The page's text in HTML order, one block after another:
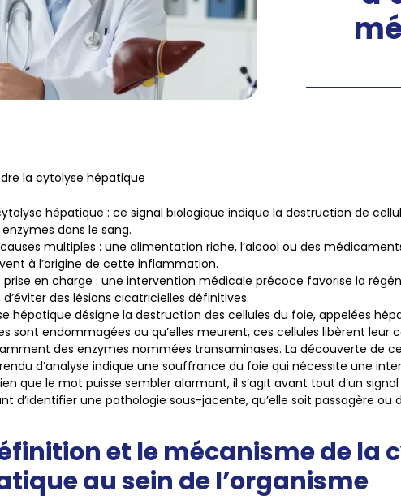
la cytolyse hépatique
hépatique : ce signal biologique indique la destruction de
dans le sang.
multiples : une alimentation riche, l’alcool ou des
à l’origine de cette inflammation.
prise en charge : une intervention médicale précoce favorise la
des lésions cicatricielles définitives.
hépatique désigne la destruction des cellules du foie, appelées
sont endommagées ou qu’elles meurent, ces cellules libèrent leur
des enzymes nommées transaminases. La découverte de
d’analyse indique une souffrance du foie qui nécessite une
que le mot puisse sembler alarmant, il s’agit avant tout d’un
d’identifier une pathologie sous-jacente, qu’elle soit passagère ou
et le mécanisme de la
au sein de l’organisme